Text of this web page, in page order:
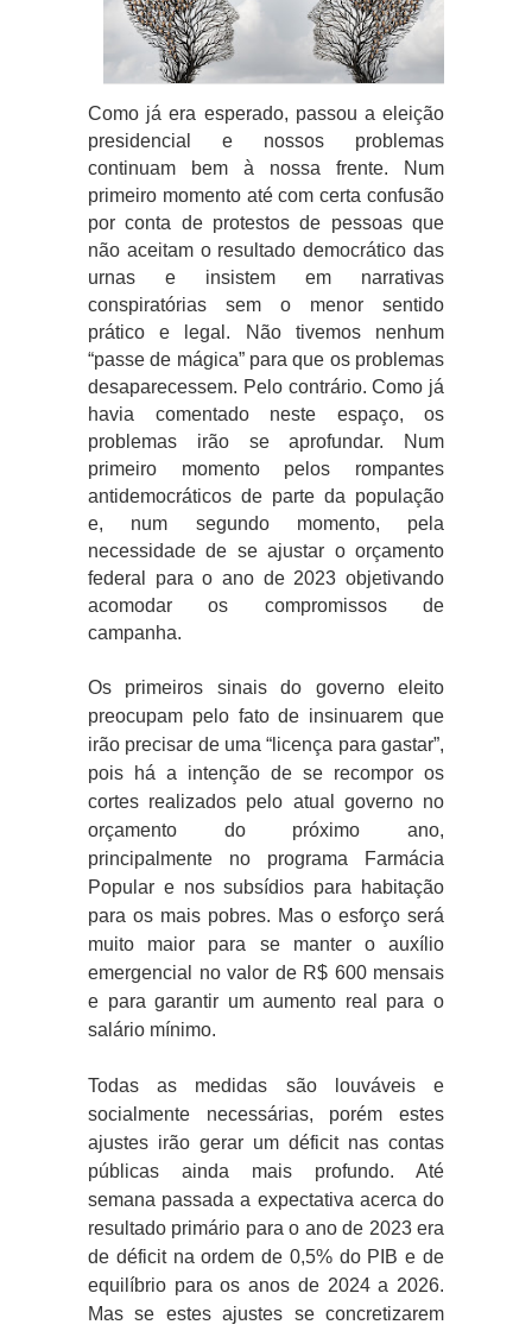
Como já era esperado, passou a eleição
presidencial e nossos problemas
continuam bem à nossa frente. Num
primeiro momento até com certa confusão
por conta de protestos de pessoas que
não aceitam o resultado democrático das
urnas e insistem em narrativas
conspiratórias sem o menor sentido
prático e legal. Não tivemos nenhum
“passe de mágica” para que os problemas
desaparecessem. Pelo contrário. Como já
havia comentado neste espaço, os
problemas irão se aprofundar. Num
primeiro momento pelos rompantes
antidemocráticos de parte da população
e, num segundo momento, pela
necessidade de se ajustar o orçamento
federal para o ano de 2023 objetivando
acomodar os compromissos de
campanha.
Os primeiros sinais do governo eleito
preocupam pelo fato de insinuarem que
irão precisar de uma “licença para gastar”,
pois há a intenção de se recompor os
cortes realizados pelo atual governo no
orçamento do próximo ano,
principalmente no programa Farmácia
Popular e nos subsídios para habitação
para os mais pobres. Mas o esforço será
muito maior para se manter o auxílio
emergencial no valor de R$ 600 mensais
e para garantir um aumento real para o
salário mínimo.
Todas as medidas são louváveis e
socialmente necessárias, porém estes
ajustes irão gerar um déficit nas contas
públicas ainda mais profundo. Até
semana passada a expectativa acerca do
resultado primário para o ano de 2023 era
de déficit na ordem de 0,5% do PIB e de
equilíbrio para os anos de 2024 a 2026.
Mas se estes ajustes se concretizarem